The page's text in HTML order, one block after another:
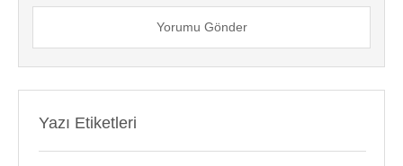
Yorumu Gönder
Yazı Etiketleri